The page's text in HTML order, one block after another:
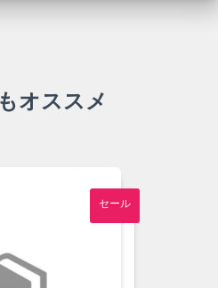
オススメ
セール